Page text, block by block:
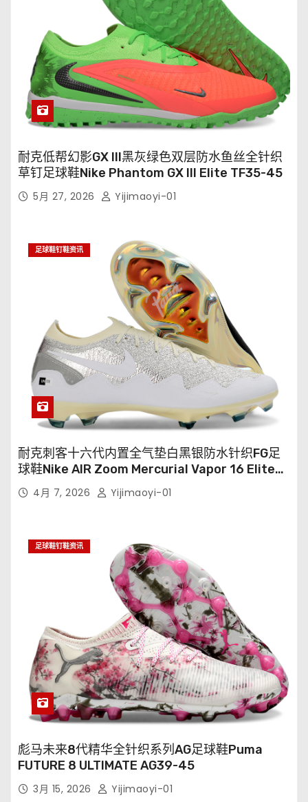
耐克低帮幻影GX III黑灰绿色双层防水鱼丝全针织
草钉足球鞋Nike Phantom GX III Elite TF35-45
5月 27, 2026 Yijimaoyi-01
足球鞋钉鞋资讯
耐克刺客十六代内置全气垫白黑银防水针织FG足
球鞋Nike AIR Zoom Mercurial Vapor 16 Elite
XXV FG35-45
4月 7, 2026 Yijimaoyi-01
足球鞋钉鞋资讯
彪马未来8代精华全针织系列AG足球鞋Puma
FUTURE 8 ULTIMATE AG39-45
3月 15, 2026 Yijimaoyi-01